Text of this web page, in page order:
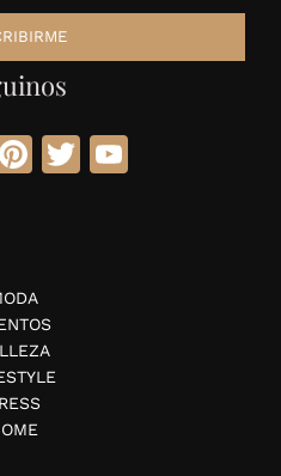
Pinterest
Twitter